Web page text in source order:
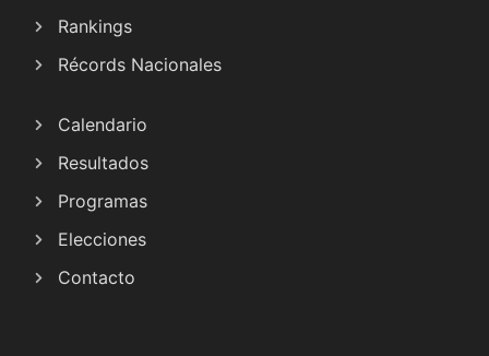
Rankings
Récords Nacionales
Calendario
Resultados
Programas
Elecciones
Contacto